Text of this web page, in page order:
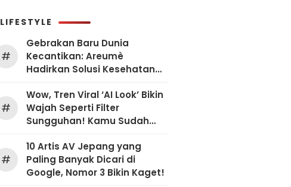
LIFESTYLE
#
Gebrakan Baru Dunia
Kecantikan: Areumè
Hadirkan Solusi Kesehatan
#
Wow, Tren Viral ‘AI Look’ Bikin
Wajah Seperti Filter
Sungguhan! Kamu Sudah
#
10 Artis AV Jepang yang
Paling Banyak Dicari di
Google, Nomor 3 Bikin Kaget!